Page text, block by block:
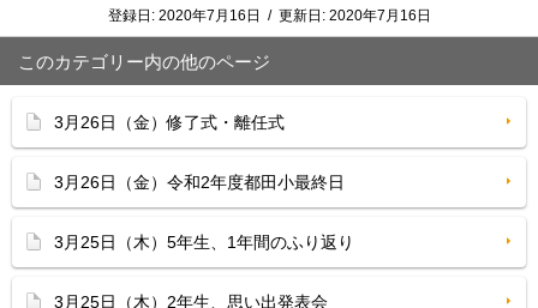
登録日: 2020年7月16日 / 更新日: 2020年7月16日
このカテゴリー内の他のページ
3月26日（金）修了式・離任式
3月26日（金）令和2年度都田小最終日
3月25日（木）5年生、1年間のふり返り
3月25日（木）2年生、思い出発表会